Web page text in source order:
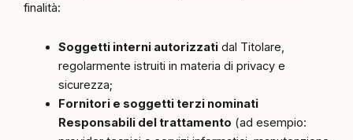
finalità:
Soggetti interni autorizzatidal Titolare,
regolarmente istruiti in materia di privacy e
sicurezza;
Fornitori e soggetti terzi nominati
Responsabili del trattamento (ad esempio: